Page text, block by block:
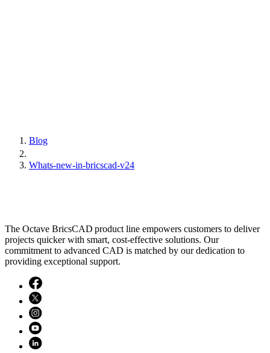
Blog
Whats-new-in-bricscad-v24
The Octave BricsCAD product line empowers customers to deliver
projects quicker with smart, cost-effective solutions. Our
commitment to advanced CAD is matched by our dedication to
providing exceptional support.